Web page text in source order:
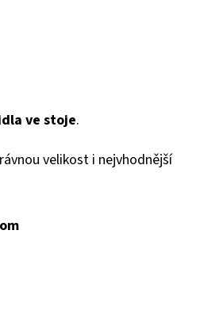
ve stoje.
velikost i nejvhodnější